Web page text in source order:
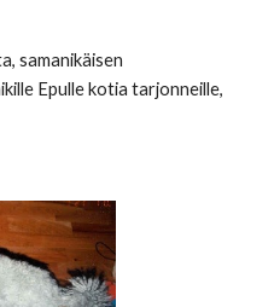
samanikäisen
Epulle kotia tarjonneille,